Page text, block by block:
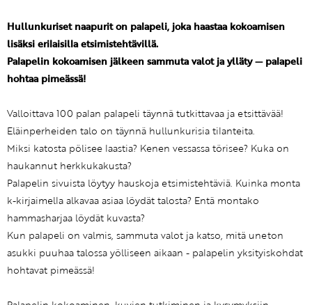
Hullunkuriset naapurit on palapeli, joka haastaa kokoamisen
lisäksi erilaisilla etsimistehtävillä.
Palapelin kokoamisen jälkeen sammuta valot ja ylläty — palapeli
hohtaa pimeässä!
Valloittava 100 palan palapeli täynnä tutkittavaa ja etsittävää!
Eläinperheiden talo on täynnä hullunkurisia tilanteita.
Miksi katosta pölisee laastia? Kenen vessassa törisee? Kuka on
haukannut herkkukakusta?
Palapelin sivuista löytyy hauskoja etsimistehtäviä. Kuinka monta
k-kirjaimella alkavaa asiaa löydät talosta? Entä montako
hammasharjaa löydät kuvasta?
Kun palapeli on valmis, sammuta valot ja katso, mitä uneton
asukki puuhaa talossa yölliseen aikaan - palapelin yksityiskohdat
hohtavat pimeässä!